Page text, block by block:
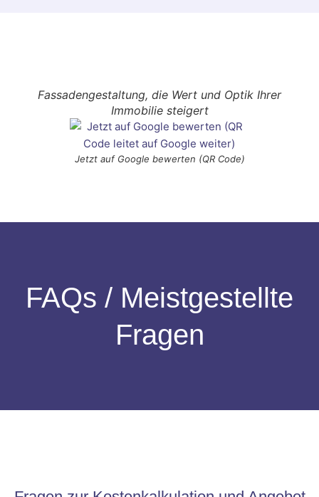
Jetzt auf Google bewerten (QR Code)
Fassadengestaltung, die Wert und Optik Ihrer
Immobilie steigert
FAQs / Meistgestellte
Fragen